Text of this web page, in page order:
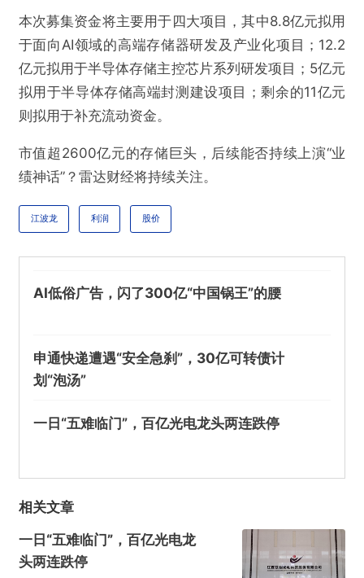
本次募集资金将主要用于四大项目，其中8.8亿元拟用
于面向AI领域的高端存储器研发及产业化项目；12.2
亿元拟用于半导体存储主控芯片系列研发项目；5亿元
拟用于半导体存储高端封测建设项目；剩余的11亿元
则拟用于补充流动资金。
市值超2600亿元的存储巨头，后续能否持续上演“业
绩神话”？雷达财经将持续关注。
江波龙 利润 股价
AI低俗广告，闪了300亿“中国锅王”的腰
申通快递遭遇“安全急刹”，30亿可转债计
划“泡汤”
一日“五难临门”，百亿光电龙头两连跌停
相关文章
一日“五难临门”，百亿光电龙
头两连跌停